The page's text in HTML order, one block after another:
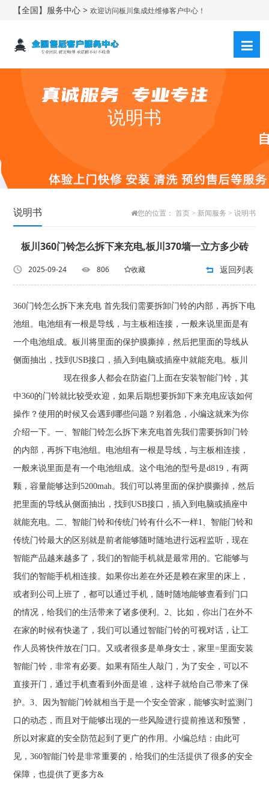
【全国】服务中心 >欢迎访问板川集成灶维修客户中心！
说明书
说明书 您的位置： 首页> 新闻服务 > 说明书
板川360门铃怎么拆下来充电,板川370墙一立方多少砖
2025-09-24 806 收藏 返回列表
360门铃怎么拆下来充电 首先我们需要拆卸门铃的内部，再拆下电
池组。电池组有一根是导线，与主板相连接，一般来说里面是有
一个电池组成。板川将里面的保护膜撕掉，然后把里面的导线从
侧面抽出，找到USB接口，插入到电脑或插座中就能充电。板川
现在很多人都会在防盗门上面在安装智能门铃，其
中360的门铃就比较受欢迎，如果后期想要拆卸下来充电应该如何
操作？使用的时候又会遇到哪些问题？别着急，小编这就来为你
介绍一下。一、智能门铃怎么拆下来充电首先我们需要拆卸门铃
的内部，再拆下电池组。电池组有一根是导线，与主板相连接，
一般来说里面是有一个电池组成。这个电池的型号是d819，有两
颗，容量能够达到5200mah。我们可以将里面的保护膜撕掉，然后
把里面的导线从侧面抽出，找到USB接口，插入到电脑或插座中
就能充电。二、智能门铃和传统门铃有什么不一样1、智能门铃和
传统门铃最大的区别就是前者能够随时随地进行远程监听，现在
智能产品越来越多了，我们的智能手机就是最常用的。它能够与
我们的智能手机相连接。如果你出差在外还是赖在家里的床上，
或者到公司上班了，都可以通过手机，随时随地能够查看到门口
的情况，给我们的生活带来了诸多便利。2、比如，你出门在外不
在家的时候有快递了，我们可以通过智能门铃的可视对话，让工
作人员将快件放在门口。又或者很多是单身女士，家里=里面安装
智能门铃，非常有必要。如果有陌生人敲门，为了安全，可以不
直接开门，通过手机查看到外面是谁，这样子就给自己带来了保
护。3、因为智能门铃就相当于是一个安全管家，能够实时监测门
口的动态，而且对于能够出现的一些风险进行提前推送和预警，
所以对家庭的安全防范起到了更广的作用。小编总结：由此可
见，360智能门铃是非常重要的，给我们的生活提供了很多的安全
保障，也提供了更多方&